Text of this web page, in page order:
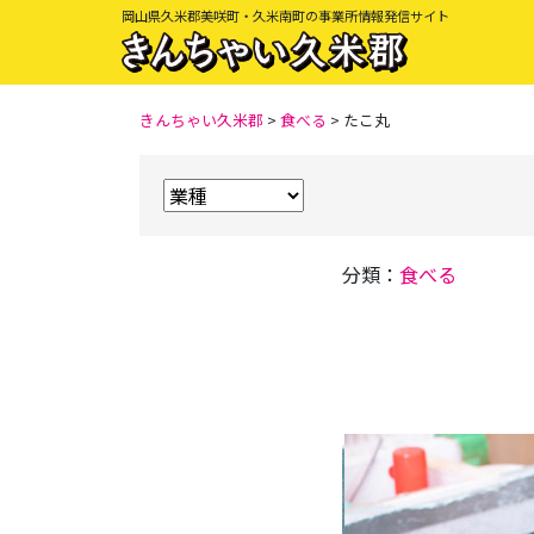
岡山県久米郡美咲町・久米南町の事業所情報発信サイト
きんちゃい久米郡 > 食べる > たこ丸
分類： 食べる